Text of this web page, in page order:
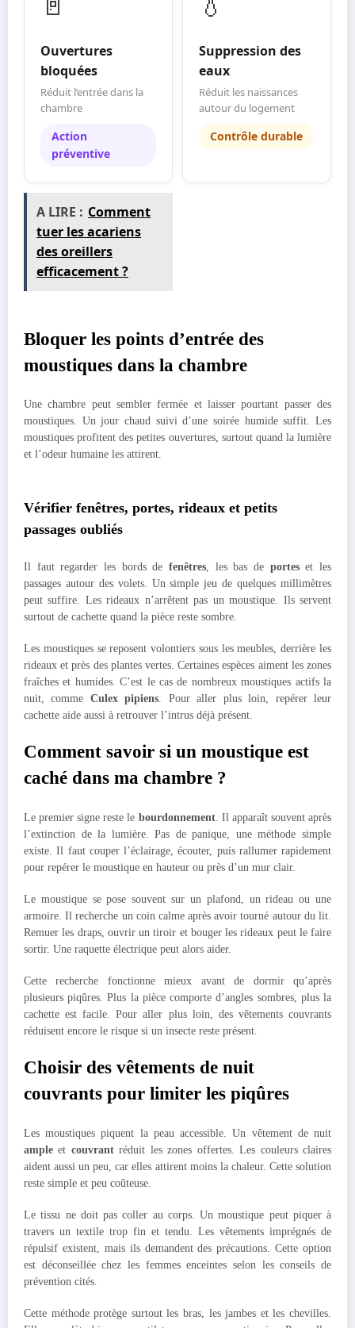
Ouvertures
bloquées
Réduit l’entrée dans la
chambre
Action
préventive
Suppression des
eaux
Réduit les naissances
autour du logement
Contrôle durable
A LIRE : Comment
tuer les acariens
des oreillers
efficacement ?
Bloquer les points d’entrée des
moustiques dans la chambre
Une chambre peut sembler fermée et laisser pourtant passer des
moustiques. Un jour chaud suivi d’une soirée humide suffit. Les
moustiques profitent des petites ouvertures, surtout quand la lumière
et l’odeur humaine les attirent.
Vérifier fenêtres, portes, rideaux et petits
passages oubliés
Il faut regarder les bords de fenêtres , les bas de porteset les
passages autour des volets. Un simple jeu de quelques millimètres
peut suffire. Les rideaux n’arrêtent pas un moustique. Ils servent
surtout de cachette quand la pièce reste sombre.
Les moustiques se reposent volontiers sous les meubles, derrière les
rideaux et près des plantes vertes. Certaines espèces aiment les zones
fraîches et humides. C’est le cas de nombreux moustiques actifs la
nuit, comme Culex pipiens . Pour aller plus loin, repérer leur
cachette aide aussi à retrouver l’intrus déjà présent.
Comment savoir si un moustique est
caché dans ma chambre ?
Le premier signe reste le bourdonnement. Il apparaît souvent après
l’extinction de la lumière. Pas de panique, une méthode simple
existe. Il faut couper l’éclairage, écouter, puis rallumer rapidement
pour repérer le moustique en hauteur ou près d’un mur clair.
Le moustique se pose souvent sur un plafond, un rideau ou une
armoire. Il recherche un coin calme après avoir tourné autour du lit.
Remuer les draps, ouvrir un tiroir et bouger les rideaux peut le faire
sortir. Une raquette électrique peut alors aider.
Cette recherche fonctionne mieux avant de dormir qu’après
plusieurs piqûres. Plus la pièce comporte d’angles sombres, plus la
cachette est facile. Pour aller plus loin, des vêtements couvrants
réduisent encore le risque si un insecte reste présent.
Choisir des vêtements de nuit
couvrants pour limiter les piqûres
Les moustiques piquent la peau accessible. Un vêtement de nuit
ample et couvrantréduit les zones offertes. Les couleurs claires
aident aussi un peu, car elles attirent moins la chaleur. Cette solution
reste simple et peu coûteuse.
Le tissu ne doit pas coller au corps. Un moustique peut piquer à
travers un textile trop fin et tendu. Les vêtements imprégnés de
répulsif existent, mais ils demandent des précautions. Cette option
est déconseillée chez les femmes enceintes selon les conseils de
prévention cités.
Cette méthode protège surtout les bras, les jambes et les chevilles.